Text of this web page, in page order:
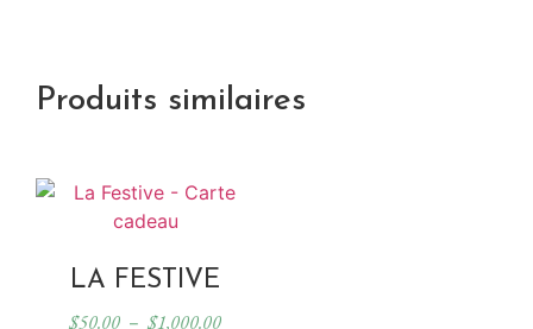
Produits similaires
LA FESTIVE
$50.00 – $1,000.00